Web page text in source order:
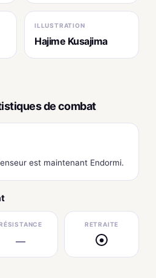
ILLUSTRATION
Hajime Kusajima
de combat
est maintenant Endormi.
—
RETRAITE
●